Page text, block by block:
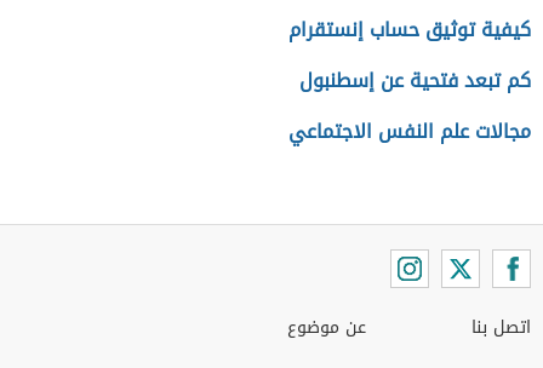
كيفية توثيق حساب إنستقرام
كم تبعد فتحية عن إسطنبول
مجالات علم النفس الاجتماعي
اتصل بنا
عن موضوع